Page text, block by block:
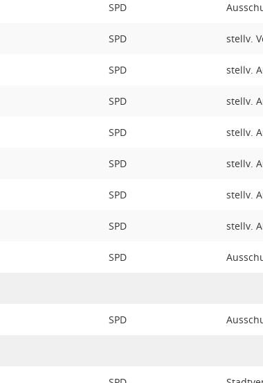
SPD
SPD stellv.
SPD stellv.
SPD stellv.
SPD stellv.
SPD stellv.
SPD stellv.
SPD stellv.
SPD
SPD